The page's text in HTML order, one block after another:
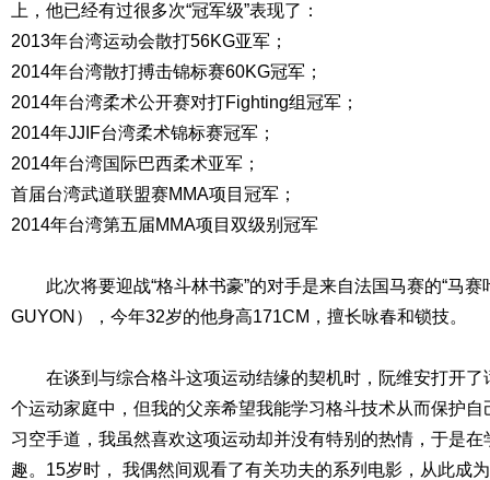
上，他已经有过很多次“冠军级”表现了：
2013年台湾运动会散打56KG亚军；
2014年台湾散打搏击锦标赛60KG冠军；
2014年台湾柔术公开赛对打Fighting组冠军；
2014年JJIF台湾柔术锦标赛冠军；
2014年台湾国际巴西柔术亚军；
首届台湾武道联盟赛MMA项目冠军；
2014年台湾第五届MMA项目双级别冠军
此次将要迎战“格斗林书豪”的对手是来自法国马赛的“马赛
GUYON），今年32岁的他身高171CM，擅长咏春和锁技。
在谈到与综合格斗这项运动结缘的契机时，阮维安打开了
个运动家庭中，但我的父亲希望我能学习格斗技术从而保护
习空手道，我虽然喜欢这项运动却并没有特别的热情，于是
趣。15岁时， 我偶然间观看了有关功夫的系列电影，从此成